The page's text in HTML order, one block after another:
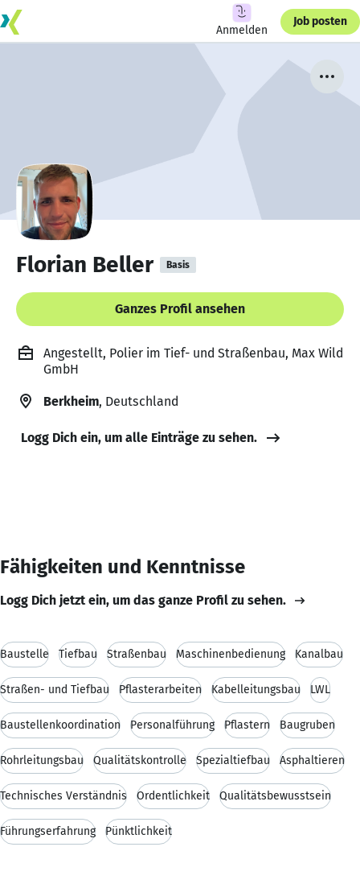
Anmelden
Job posten
Florian Beller Basis
Ganzes Profil ansehen
Angestellt, Polier im Tief- und Straßenbau, Max Wild
GmbH
Berkheim, Deutschland
Logg Dich ein, um alle Einträge zu sehen.
Fähigkeiten und Kenntnisse
Logg Dich jetzt ein, um das ganze Profil zu sehen.
Baustelle Tiefbau Straßenbau Maschinenbedienung Kanalbau
Straßen- und Tiefbau Pflasterarbeiten Kabelleitungsbau LWL
Baustellenkoordination Personalführung Pflastern Baugruben
Rohrleitungsbau Qualitätskontrolle Spezialtiefbau Asphaltieren
Technisches Verständnis Ordentlichkeit Qualitätsbewusstsein
Führungserfahrung Pünktlichkeit